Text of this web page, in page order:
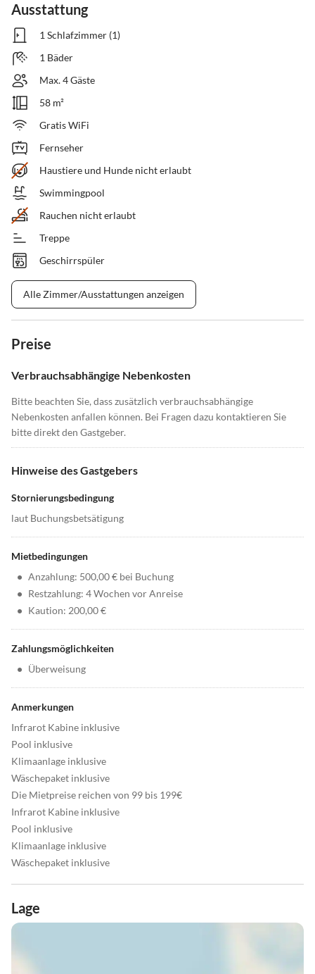
Ausstattung
1 Schlafzimmer (1)
1 Bäder
Max. 4 Gäste
58 m²
Gratis WiFi
Fernseher
Haustiere und Hunde nicht erlaubt
Swimmingpool
Rauchen nicht erlaubt
Treppe
Geschirrspüler
Alle Zimmer/Ausstattungen anzeigen
Preise
Verbrauchsabhängige Nebenkosten
Bitte beachten Sie, dass zusätzlich verbrauchsabhängige
Nebenkosten anfallen können. Bei Fragen dazu kontaktieren Sie
bitte direkt den Gastgeber.
Hinweise des Gastgebers
Stornierungsbedingung
laut Buchungsbetsätigung
Mietbedingungen
• Anzahlung: 500,00 € bei Buchung
• Restzahlung: 4 Wochen vor Anreise
• Kaution: 200,00 €
Zahlungsmöglichkeiten
• Überweisung
Anmerkungen
Infrarot Kabine inklusive
Pool inklusive
Klimaanlage inklusive
Wäschepaket inklusive
Die Mietpreise reichen von 99 bis 199€
Infrarot Kabine inklusive
Pool inklusive
Klimaanlage inklusive
Wäschepaket inklusive
Lage